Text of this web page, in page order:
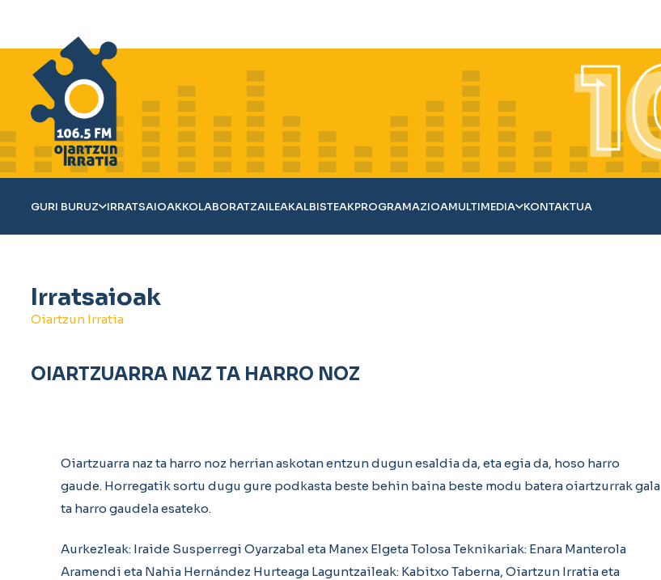
GURI BURUZ IRRATSAIOAKKOLABORATZAILEAKALBISTEAKPROGRAMAZIOAMULTIMEDIA KONTAKTUA
Irratsaioak
Oiartzun Irratia
OIARTZUARRA NAZ TA HARRO NOZ
Oiartzuarra naz ta harro noz herrian askotan entzun dugun esaldia da, eta egia da, hoso harro
gaude. Horregatik sortu dugu gure podkasta beste behin baina beste modu batera oiartzurrak gala
ta harro gaudela esateko.
Aurkezleak: Iraide Susperregi Oyarzabal eta Manex Elgeta Tolosa Teknikariak: Enara Manterola
Aramendi eta Nahia Hernández Hurteaga Laguntzaileak: Kabitxo Taberna, Oiartzun Irratia eta